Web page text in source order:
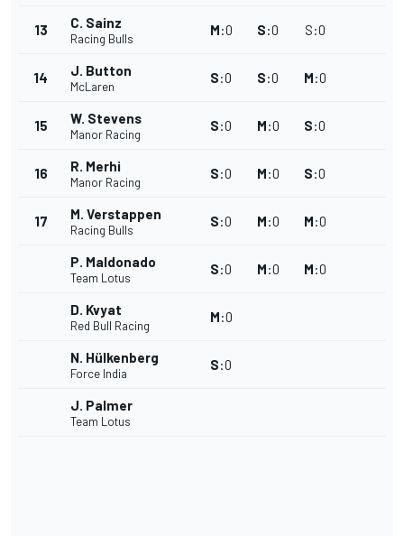
13 C. Sainz
Racing Bulls
M:0 S:0 S:0
14 J. Button
McLaren
S:0 S:0 M:0
15 W. Stevens
Manor Racing
S:0 M:0 S:0
16 R. Merhi
Manor Racing
S:0 M:0 S:0
17 M. Verstappen
Racing Bulls
S:0 M:0 M:0
P. Maldonado
Team Lotus
S:0 M:0 M:0
D. Kvyat
Red Bull Racing
M:0
N. Hülkenberg
Force India
S:0
J. Palmer
Team Lotus